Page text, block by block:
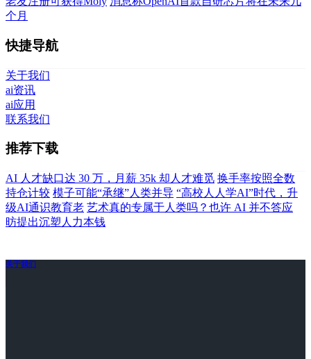
个月
快捷导航
关于我们
ai资讯
ai应用
联系我们
推荐下载
AI 人才缺口达 30 万，月薪 35k 却人才难觅 换手率按照全数
持仓计较 模子可能“承继”人类并导 “高校人人学AI”时代，升
级AI通识教育老 艺术真的专属于人类吗？也许 AI 并不答应
昉提出沉塑人力本钱
关于我们